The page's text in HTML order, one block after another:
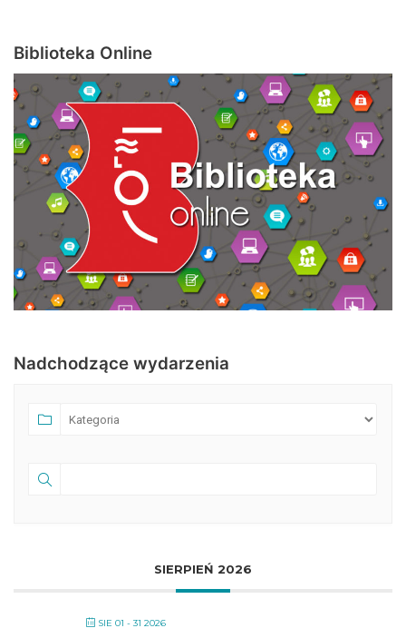
Biblioteka Online
Nadchodzące wydarzenia
SIERPIEŃ 2026
SIE 01 - 31 2026